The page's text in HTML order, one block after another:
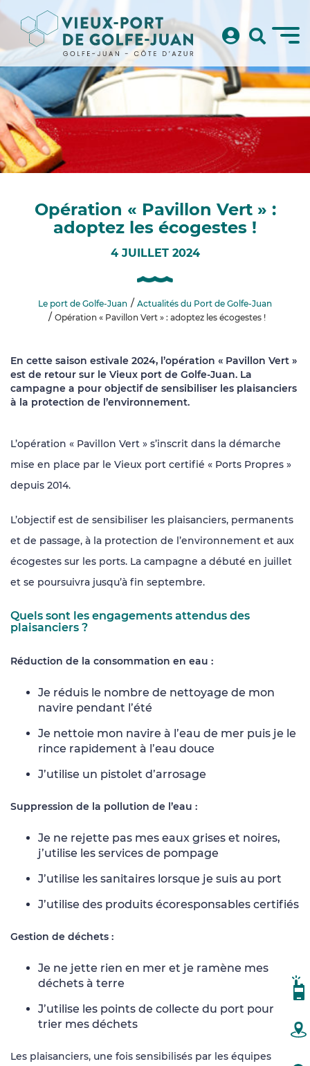
Opération « Pavillon Vert » :
adoptez les écogestes !
4 JUILLET 2024
Le port de Golfe-Juan
Actualités du Port de Golfe-Juan
Opération « Pavillon Vert » : adoptez les écogestes !
En cette saison estivale 2024, l’opération « Pavillon Vert »
est de retour sur le Vieux port de Golfe-Juan. La
campagne a pour objectif de sensibiliser les plaisanciers
à la protection de l’environnement.
L’opération « Pavillon Vert » s’inscrit dans la démarche
mise en place par le Vieux port certifié « Ports Propres »
depuis 2014.
L’objectif est de sensibiliser les plaisanciers, permanents
et de passage, à la protection de l’environnement et aux
écogestes sur les ports. La campagne a débuté en juillet
et se poursuivra jusqu’à fin septembre.
Quels sont les engagements attendus des
plaisanciers ?
Réduction de la consommation en eau :
Je réduis le nombre de nettoyage de mon
navire pendant l’été
Je nettoie mon navire à l’eau de mer puis je le
rince rapidement à l’eau douce
J’utilise un pistolet d’arrosage
Suppression de la pollution de l’eau :
Je ne rejette pas mes eaux grises et noires,
j’utilise les services de pompage
J’utilise les sanitaires lorsque je suis au port
J’utilise des produits écoresponsables certifiés
Gestion de déchets :
Je ne jette rien en mer et je ramène mes
déchets à terre
J’utilise les points de collecte du port pour
trier mes déchets
Les plaisanciers, une fois sensibilisés par les équipes